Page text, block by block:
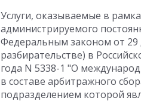
Услуги, оказываемые в
администрируемого
Федеральным законом от 29
разбирательстве) в
года N 5338-1 "О
в составе арбитражного
подразделением которой